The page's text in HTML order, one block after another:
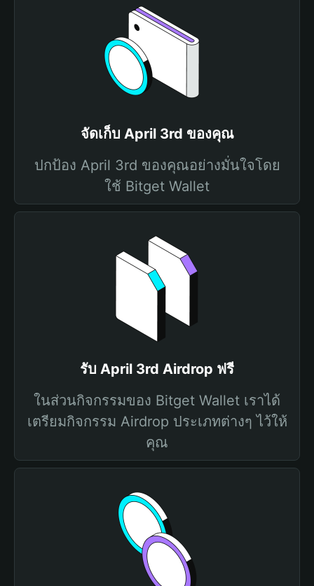
จัดเก็บ April 3rd ของคุณ
ปกป้อง April 3rd ของคุณอย่างมั่นใจโดย
ใช้ Bitget Wallet
รับ April 3rd Airdrop ฟรี
ในส่วนกิจกรรมของ Bitget Wallet เราได้
เตรียมกิจกรรม Airdrop ประเภทต่างๆ ไว้ให้
คุณ